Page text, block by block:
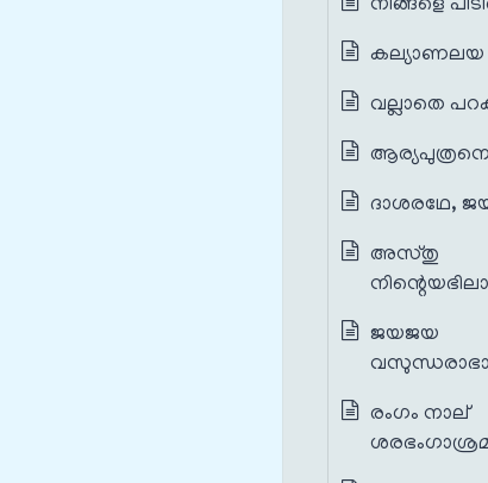
നിങ്ങളെ
കല്യാണലയ
വല്ലാതെ
ദാശരഥേ,
അസ്തു
ജയജയ
രംഗം നാല്